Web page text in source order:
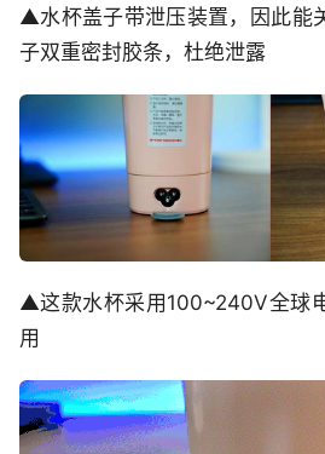
▲水杯盖子带泄压装置，因此能
子双重密封胶条，杜绝泄露
▲这款水杯采用100~240V全球
用